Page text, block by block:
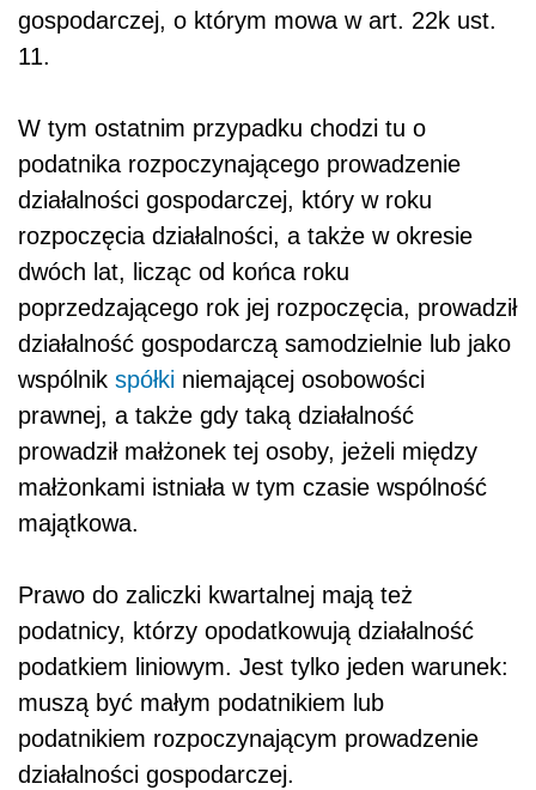
gospodarczej, o którym mowa w art. 22k ust.
11.
W tym ostatnim przypadku chodzi tu o
podatnika rozpoczynającego prowadzenie
działalności gospodarczej, który w roku
rozpoczęcia działalności, a także w okresie
dwóch lat, licząc od końca roku
poprzedzającego rok jej rozpoczęcia, prowadził
działalność gospodarczą samodzielnie lub jako
wspólnik spółki niemającej osobowości
prawnej, a także gdy taką działalność
prowadził małżonek tej osoby, jeżeli między
małżonkami istniała w tym czasie wspólność
majątkowa.
Prawo do zaliczki kwartalnej mają też
podatnicy, którzy opodatkowują działalność
podatkiem liniowym. Jest tylko jeden warunek:
muszą być małym podatnikiem lub
podatnikiem rozpoczynającym prowadzenie
działalności gospodarczej.